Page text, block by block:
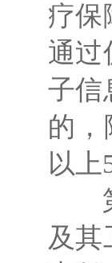
疗保
通过
子信
的，
以上
第
及其